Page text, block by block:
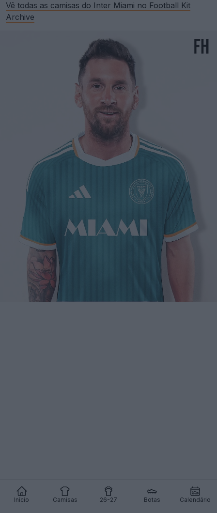
Início Camisas 26-27 Botas Calendário
Vê todas as camisas do Inter Miami no Football Kit
Archive